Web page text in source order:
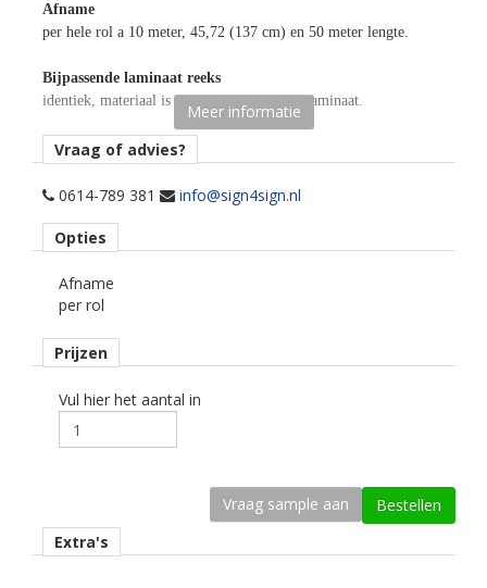
Afname
per hele rol a 10 meter, 45,72 (137 cm) en 50 meter lengte.
Bijpassende laminaat reeks
identiek, materiaal is zowel printmedia als laminaat.
Toepassing
glas en voertuigen.
Alleen nat aanbrengen!
Materiaaltype
printmedia gegoten.
kenmerk belijming
kleur type
Meer informatie
Vraag of advies?
0614-789 381 info@sign4sign.nl
Opties
Afname
per rol
Prijzen
Vul hier het aantal in
Extra's